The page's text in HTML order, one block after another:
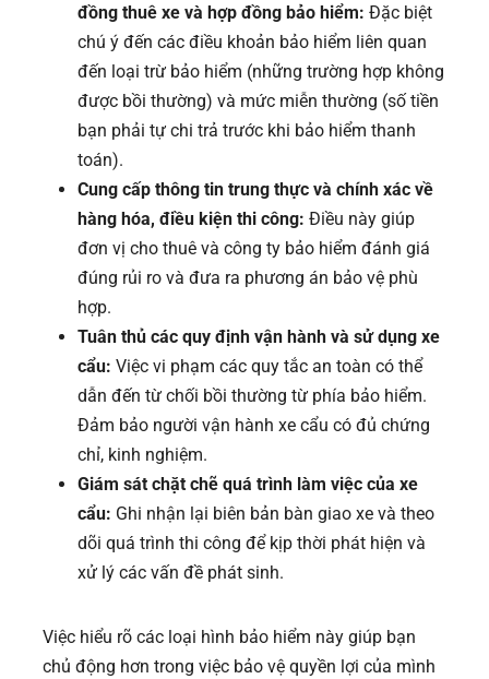
đồng thuê xe và hợp đồng bảo hiểm: Đặc biệt
chú ý đến các điều khoản bảo hiểm liên quan
đến loại trừ bảo hiểm (những trường hợp không
được bồi thường) và mức miễn thường (số tiền
bạn phải tự chi trả trước khi bảo hiểm thanh
toán).
Cung cấp thông tin trung thực và chính xác về
hàng hóa, điều kiện thi công: Điều này giúp
đơn vị cho thuê và công ty bảo hiểm đánh giá
đúng rủi ro và đưa ra phương án bảo vệ phù
hợp.
Tuân thủ các quy định vận hành và sử dụng xe
cẩu: Việc vi phạm các quy tắc an toàn có thể
dẫn đến từ chối bồi thường từ phía bảo hiểm.
Đảm bảo người vận hành xe cẩu có đủ chứng
chỉ, kinh nghiệm.
Giám sát chặt chẽ quá trình làm việc của xe
cẩu: Ghi nhận lại biên bản bàn giao xe và theo
dõi quá trình thi công để kịp thời phát hiện và
xử lý các vấn đề phát sinh.
Việc hiểu rõ các loại hình bảo hiểm này giúp bạn
chủ động hơn trong việc bảo vệ quyền lợi của mình